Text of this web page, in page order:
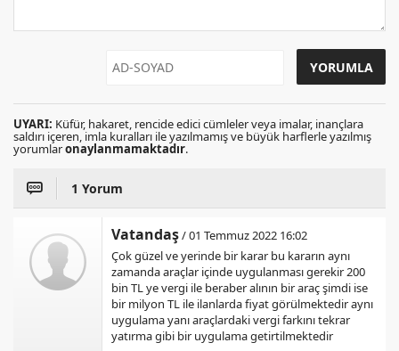
UYARI: Küfür, hakaret, rencide edici cümleler veya imalar, inançlara
saldırı içeren, imla kuralları ile yazılmamış ve büyük harflerle yazılmış
yorumlaronaylanmamaktadır.
1 Yorum
Vatandaş/ 01 Temmuz 2022 16:02
Çok güzel ve yerinde bir karar bu kararın aynı
zamanda araçlar içinde uygulanması gerekir 200
bin TL ye vergi ile beraber alının bir araç şimdi ise
bir milyon TL ile ilanlarda fiyat görülmektedir aynı
uygulama yanı araçlardaki vergi farkını tekrar
yatırma gibi bir uygulama getirtilmektedir